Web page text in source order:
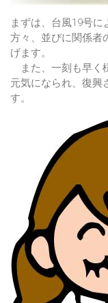
まずは、台風19号に
方々、並びに関係者
げます。
また、一刻も早く
元気になられ、復興
す。